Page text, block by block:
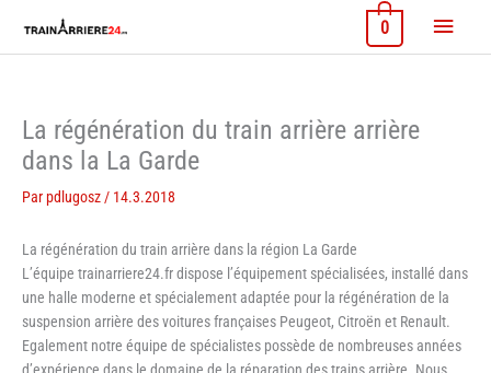
contenu
Menu
0
La régénération du train arrière arrière
dans la La Garde
Par pdlugosz / 14.3.2018
La régénération du train arrière dans la région La Garde
L’équipe trainarriere24.fr dispose l’équipement spécialisées, installé dans
une halle moderne et spécialement adaptée pour la régénération de la
suspension arrière des voitures françaises Peugeot, Citroën et Renault.
Egalement notre équipe de spécialistes possède de nombreuses années